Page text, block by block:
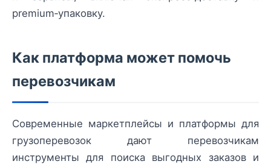
premium‑упаковку.
Как платформа может помочь
перевозчикам
Современные маркетплейсы и платформы для
грузоперевозок дают перевозчикам
инструменты для поиска выгодных заказов и